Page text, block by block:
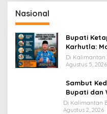
Nasional
Bupati
Karhutla:
Cuaca
Di Kalimantan
Agustus 5, 2026
Sambut
Bupati dan
Keberkahan
Di Kalimantan
Agustus 2, 2026